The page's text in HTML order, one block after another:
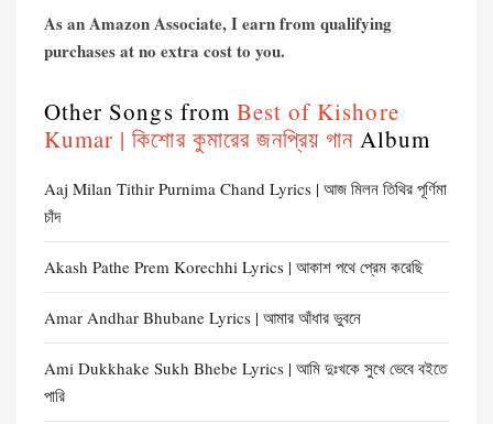
As an Amazon Associate, I earn from qualifying
purchases at no extra cost to you.
Other Songs from Best of Kishore
Kumar | কিশোর কুমারের জনপ্রিয় গান Album
Aaj Milan Tithir Purnima Chand Lyrics | আজ মিলন তিথির পূর্ণিমা
চাঁদ
Akash Pathe Prem Korechhi Lyrics | আকাশ পথে প্রেম করেছি
Amar Andhar Bhubane Lyrics | আমার আঁধার ভুবনে
Ami Dukkhake Sukh Bhebe Lyrics | আমি দুঃখকে সুখে ভেবে বইতে
পারি